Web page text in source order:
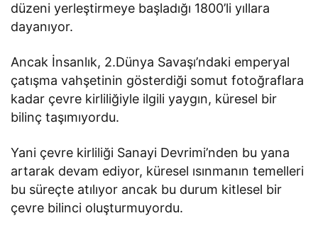
düzeni yerleştirmeye başladığı 1800’li yıllara
dayanıyor.
Ancak İnsanlık, 2.Dünya Savaşı’ndaki emperyal
çatışma vahşetinin gösterdiği somut fotoğraflara
kadar çevre kirliliğiyle ilgili yaygın, küresel bir
bilinç taşımıyordu.
Yani çevre kirliliği Sanayi Devrimi’nden bu yana
artarak devam ediyor, küresel ısınmanın temelleri
bu süreçte atılıyor ancak bu durum kitlesel bir
çevre bilinci oluşturmuyordu.